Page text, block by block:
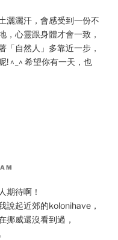
灑灑汗，會感受到一份不
，心靈跟身體才會一致，
「自然人」多靠近一步，
! ^_^ 希望你有一天，也
期待啊！
說起近郊的kolonihave，
挪威還沒看到過，